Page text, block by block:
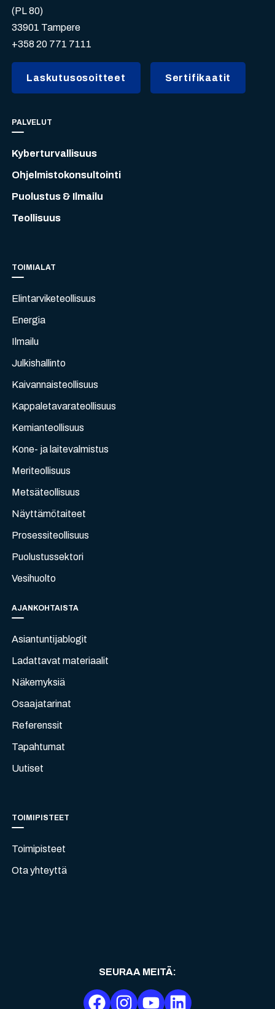
(PL 80)
33901 Tampere
+358 20 771 7111
Laskutusosoitteet Sertifikaatit
PALVELUT
Kyberturvallisuus
Ohjelmistokonsultointi
Puolustus & Ilmailu
Teollisuus
TOIMIALAT
Elintarviketeollisuus
Energia
Ilmailu
Julkishallinto
Kaivannaisteollisuus
Kappaletavarateollisuus
Kemianteollisuus
Kone- ja laitevalmistus
Meriteollisuus
Metsäteollisuus
Näyttämötaiteet
Prosessiteollisuus
Puolustussektori
Vesihuolto
AJANKOHTAISTA
Asiantuntijablogit
Ladattavat materiaalit
Näkemyksiä
Osaajatarinat
Referenssit
Tapahtumat
Uutiset
TOIMIPISTEET
Toimipisteet
Ota yhteyttä
SEURAA MEITÄ: